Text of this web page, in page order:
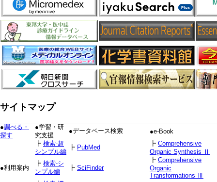
サイトマップ
●調べる・
探す
●学習・研
究支援
●データベース検索
●e-Book
┣ 検索-超
シンプル編
┣ PubMed
┣ Comprehensive
Organic Synthesis Ⅱ
●利用案内
┣ 検索-シ
ンプル編
┣ SciFinder
┣ Comprehensive
Organic
Transformations Ⅲ